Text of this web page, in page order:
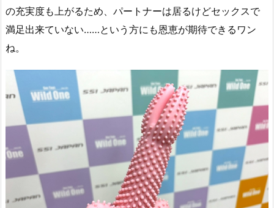
の充実度も上がるため、パートナーは居るけどセックスで
満足出来ていない……という方にも恩恵が期待できるワン
ね。